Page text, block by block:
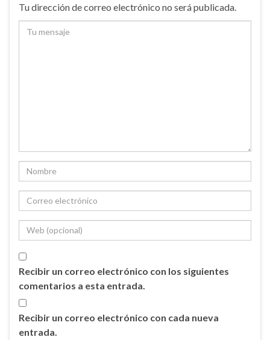
Tu dirección de correo electrónico no será publicada.
Recibir un correo electrónico con los siguientes
comentarios a esta entrada.
Recibir un correo electrónico con cada nueva
entrada.